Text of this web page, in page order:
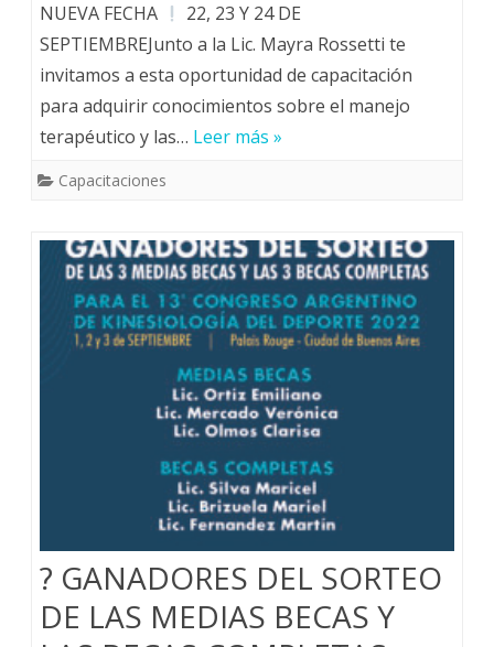
NUEVA FECHA
22, 23 Y 24 DE
SEPTIEMBREJunto a la Lic. Mayra Rossetti te
invitamos a esta oportunidad de capacitación
para adquirir conocimientos sobre el manejo
terapéutico y las… Leer más »
Capacitaciones
? GANADORES DEL SORTEO
DE LAS MEDIAS BECAS Y